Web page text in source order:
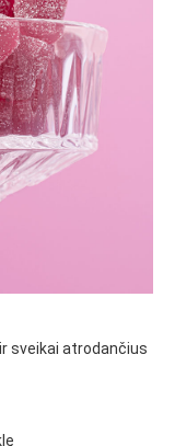
sveikai atrodančius